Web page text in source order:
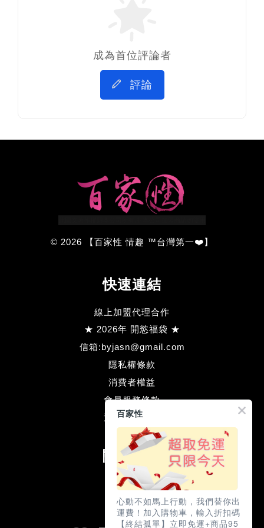
成為首位評論者
評論
© 2026 【百家性 情趣 ™台灣第一❤️】
快速連結
線上加盟代理合作
★ 2026年 開慾福袋 ★
信箱:byjasn@gmail.com
隱私權條款
消費者權益
會員服務條款
退款方式流程
關注我們
Facebook
Line
百家性
心動不如馬上行動，我們替你出
運費！加入購物車，輸入折扣碼
【終結孤單】立即免運+商品95